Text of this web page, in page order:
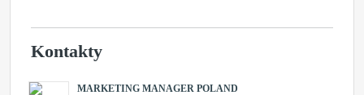
Kontakty
MARKETING MANAGER POLAND